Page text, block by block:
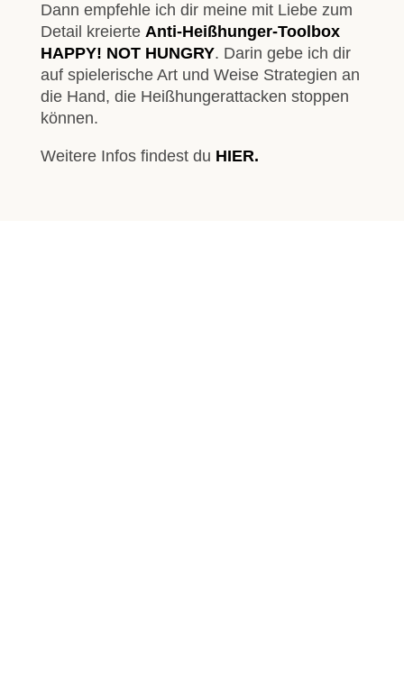
Dann empfehle ich dir meine mit Liebe zum
Detail kreierte Anti-Heißhunger-Toolbox
HAPPY! NOT HUNGRY. Darin gebe ich dir
auf spielerische Art und Weise Strategien an
die Hand, die Heißhungerattacken stoppen
können.
Weitere Infos findest du HIER.